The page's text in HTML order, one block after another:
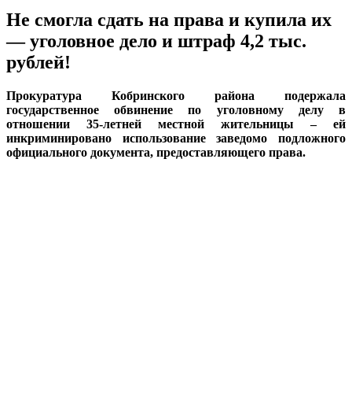
Не смогла сдать на права и купила их
— уголовное дело и штраф 4,2 тыс.
рублей!
Прокуратура Кобринского района подержала
государственное обвинение по уголовному делу в
отношении 35-летней местной жительницы – ей
инкриминировано использование заведомо подложного
официального документа, предоставляющего права.